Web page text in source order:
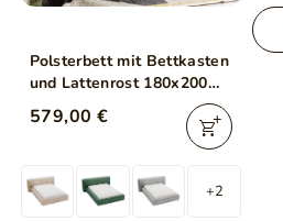
Polsterbett mit Bettkasten
und Lattenrost 180x200
Monza Braun
579,00 €
+2